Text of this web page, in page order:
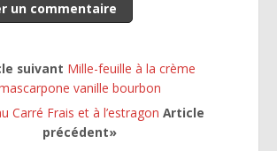
suivant Mille-feuille à la crème
vanille bourbon
Carré Frais et à l’estragon Article
précédent»